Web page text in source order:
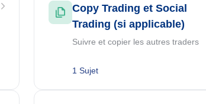
Copy Trading et Social
Trading (si applicable)
Suivre et copier les autres traders
1 Sujet